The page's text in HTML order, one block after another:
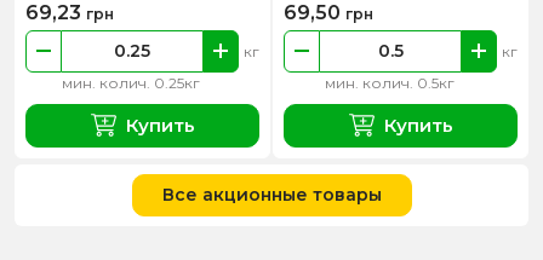
мин. колич. 0.25кг
кг
69,23 грн
Купить
мин. колич. 0.5кг
кг
69,50 грн
Купить
Все акционные товары